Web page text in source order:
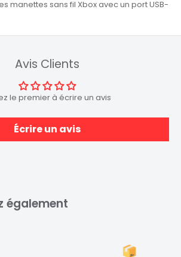
manettes sans fil Xbox avec un port USB-
Avis Clients
le premier à écrire un avis
Écrire un avis
également